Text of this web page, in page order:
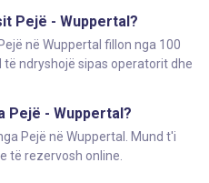
Pejë - Wuppertal?
në Wuppertal fillon nga 100
të ndryshojë sipas operatorit dhe
- Wuppertal?
Pejë në Wuppertal. Mund t'i
të rezervosh online.